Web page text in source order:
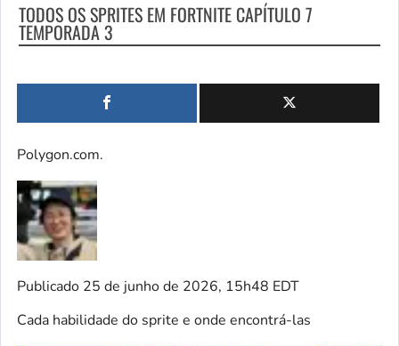
TODOS OS SPRITES EM FORTNITE CAPÍTULO 7
TEMPORADA 3
Polygon.com.
Publicado 25 de junho de 2026, 15h48 EDT
Cada habilidade do sprite e onde encontrá-las